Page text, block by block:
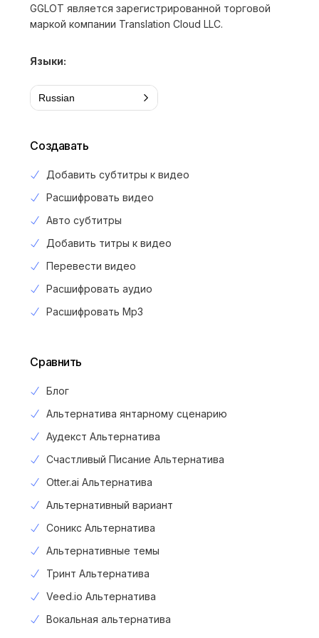
GGLOT является зарегистрированной торговой
маркой компании Translation Cloud LLC.
Языки:
Russian
Создавать
Добавить субтитры к видео
Расшифровать видео
Авто субтитры
Добавить титры к видео
Перевести видео
Расшифровать аудио
Расшифровать Mp3
Сравнить
Блог
Альтернатива янтарному сценарию
Аудекст Альтернатива
Счастливый Писание Альтернатива
Otter.ai Альтернатива
Альтернативный вариант
Соникс Альтернатива
Альтернативные темы
Тринт Альтернатива
Veed.io Альтернатива
Вокальная альтернатива